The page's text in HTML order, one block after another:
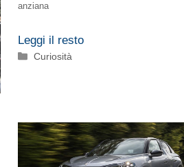
anziana
Leggi il resto
Categorie
Curiosità